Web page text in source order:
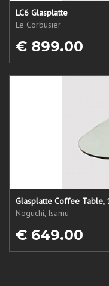
LC6 Glasplatte
Le Corbusier
€ 899.00
Glasplatte Coffee Table,
Noguchi, Isamu
€ 649.00